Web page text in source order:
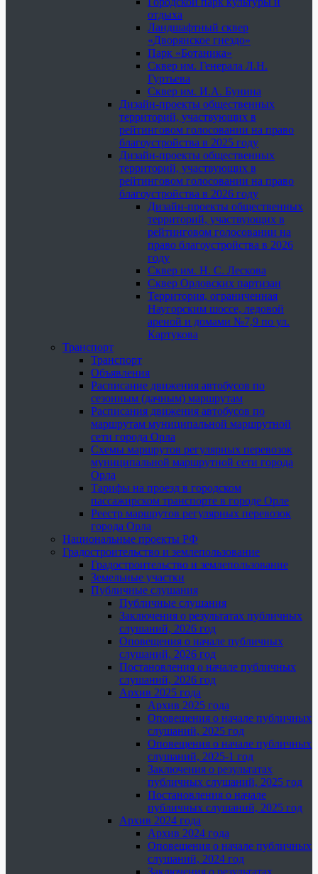
отдыха
Ландшафтный сквер
«Дворянское гнездо»
Парк «Ботаника»
Сквер им. Генерала Л.Н.
Гуртьева
Сквер им. И.А. Бунина
Дизайн-проекты общественных
территорий, участвующих в
рейтинговом голосовании на право
благоустройства в 2025 году
Дизайн-проекты общественных
территорий, участвующих в
рейтинговом голосовании на право
благоустройства в 2026 году
Дизайн-проекты общественных
территорий, участвующих в
рейтинговом голосовании на
право благоустройства в 2026
году
Сквер им. Н. С. Лескова
Сквер Орловских партизан
Территория, ограниченная
Наугорским шоссе, ледовой
ареной и домами №7,9 по ул.
Картукова
Транспорт
Транспорт
Объявления
Расписание движения автобусов по
сезонным (дачным) маршрутам
Расписания движения автобусов по
маршрутам муниципальной маршрутной
сети города Орла
Схемы маршрутов регулярных перевозок
муниципальной маршрутной сети города
Орла
Тарифы на проезд в городском
пассажирском транспорте в городе Орле
Реестр маршрутов регулярных перевозок
города Орла
Национальные проекты РФ
Градостроительство и землепользование
Градостроительство и землепользование
Земельные участки
Публичные слушания
Публичные слушания
Заключения о результатах публичных
слушаний, 2026 год
Оповещения о начале публичных
слушаний, 2026 год
Постановления о начале публичных
слушаний, 2026 год
Архив 2025 года
Архив 2025 года
Оповещения о начале публичных
слушаний, 2025 год
Оповещения о начале публичных
слушаний, 2025-1 год
Заключения о результатах
публичных слушаний, 2025 год
Постановления о начале
публичных слушаний, 2025 год
Архив 2024 года
Архив 2024 года
Оповещения о начале публичных
слушаний, 2024 год
Заключения о результатах